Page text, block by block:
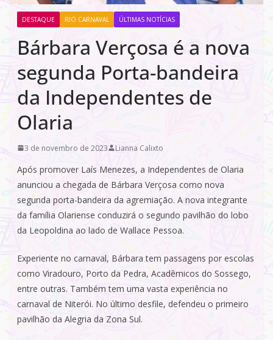
DESTAQUE RIO CARNAVAL ÚLTIMAS NOTÍCIAS
Bárbara Verçosa é a nova
segunda Porta-bandeira
da Independentes de
Olaria
3 de novembro de 2023 Lianna Calixto
Após promover Laís Menezes, a Independentes de Olaria
anunciou a chegada de Bárbara Verçosa como nova
segunda porta-bandeira da agremiação. A nova integrante
da família Olariense conduzirá o segundo pavilhão do lobo
da Leopoldina ao lado de Wallace Pessoa.
Experiente no carnaval, Bárbara tem passagens por escolas
como Viradouro, Porto da Pedra, Acadêmicos do Sossego,
entre outras. Também tem uma vasta experiência no
carnaval de Niterói. No último desfile, defendeu o primeiro
pavilhão da Alegria da Zona Sul.